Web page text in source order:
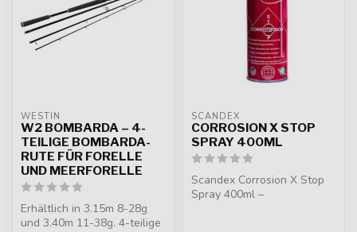
WESTIN
W2 BOMBARDA – 4-
TEILIGE BOMBARDA-
RUTE FÜR FORELLE
UND MEERFORELLE
Erhältlich in 3.15m 8-28g
und 3.40m 11-38g. 4-teilige
SCANDEX
CORROSION X STOP
SPRAY 400ML
Scandex Corrosion X Stop
Spray 400ml –